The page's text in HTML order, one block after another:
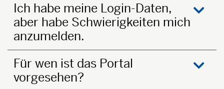
Ich habe meine Login-Daten,
aber habe Schwierigkeiten mich
anzumelden.
Für wen ist das Portal
vorgesehen?